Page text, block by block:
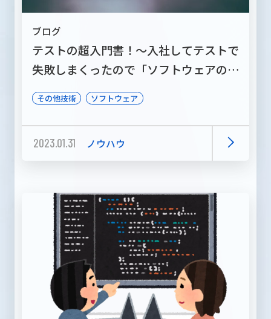
ブログ
テストの超入門書！～入社してテストで
失敗しまくったので「ソフトウェアのテ
スト技法」を読んで勉強した～
その他技術 ソフトウェア
2023.01.31 ノウハウ